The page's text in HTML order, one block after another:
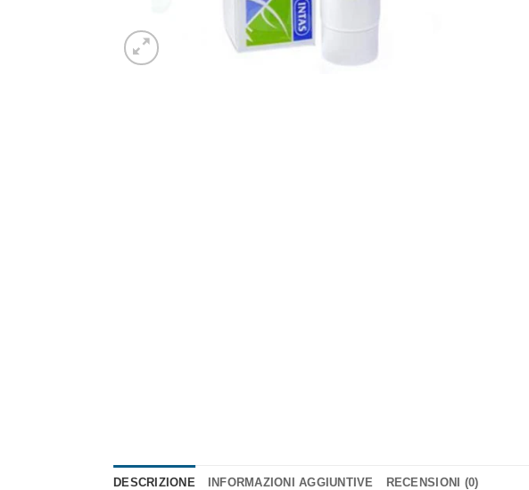
DESCRIZIONE INFORMAZIONI AGGIUNTIVE RECENSIONI (0)